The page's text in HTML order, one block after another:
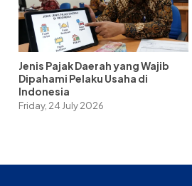
Jenis Pajak Daerah yang Wajib
Dipahami Pelaku Usaha di
Indonesia
Friday, 24 July 2026